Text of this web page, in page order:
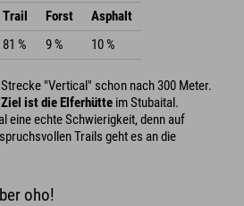
Trail Forst
Asphalt
81 % 9 % 10 %
"Vertical" schon nach 300 Meter.
Ziel ist die Elferhütte im Stubaital.
eine echte Schwierigkeit, denn auf
Trails geht es an die
oho!